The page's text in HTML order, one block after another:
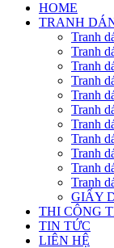
HOME
TRANH
Tranh
Tranh
Tranh
Tranh
Tranh
Tranh
Tranh
Tranh
Tranh
Tranh
Tranh
GIẤY
THI CÔNG
TIN TỨC
LIÊN HỆ